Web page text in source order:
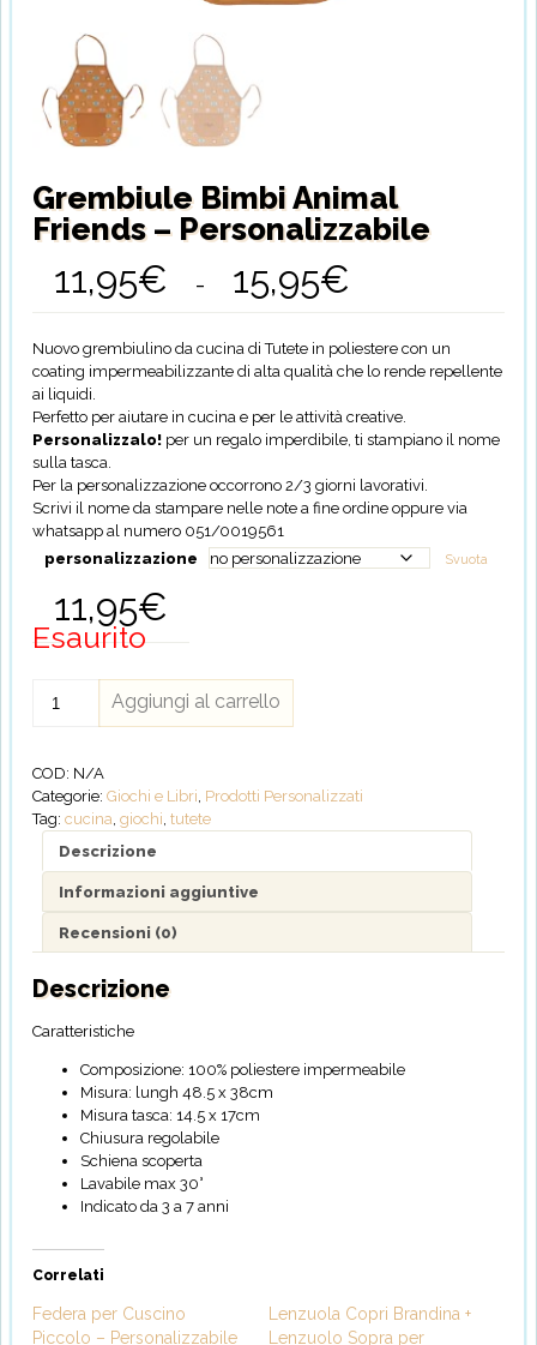
Grembiule Bimbi Animal
Friends – Personalizzabile
11,95€ - 15,95€
da
11,95€
15,95€
Nuovo grembiulino da cucina di Tutete in poliestere con un
coating impermeabilizzante di alta qualità che lo rende repellente
ai liquidi.
Perfetto per aiutare in cucina e per le attività creative.
Personalizzalo! per un regalo imperdibile, ti stampiano il nome
sulla tasca.
Per la personalizzazione occorrono 2/3 giorni lavorativi.
Scrivi il nome da stampare nelle note a fine ordine oppure via
whatsapp al numero 051/0019561
personalizzazione
Svuota
11,95€
Esaurito
Bimbi
-
Personalizzabile
quantità
Aggiungi al carrello
COD: N/A
Categorie: Giochi e Libri, Prodotti Personalizzati
Tag: cucina, giochi, tutete
Descrizione
Informazioni aggiuntive
Recensioni (0)
Descrizione
Caratteristiche
Composizione: 100% poliestere impermeabile
Misura: lungh 48.5 x 38cm
Misura tasca: 14.5 x 17cm
Chiusura regolabile
Schiena scoperta
Lavabile max 30°
Indicato da 3 a 7 anni
Correlati
Federa per Cuscino
Piccolo – Personalizzabile
Lenzuola Copri Brandina +
Lenzuolo Sopra per